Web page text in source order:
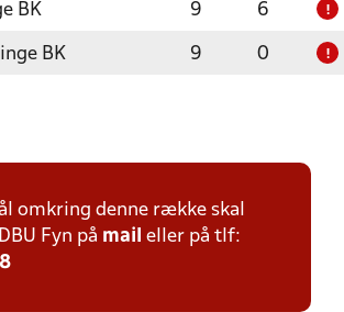
BK 9 6 !
BK 9 0 !
omkring denne række skal
Fyn på mail eller på tlf: